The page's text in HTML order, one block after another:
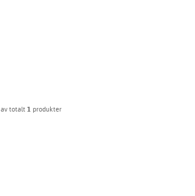
av totalt1 produkter